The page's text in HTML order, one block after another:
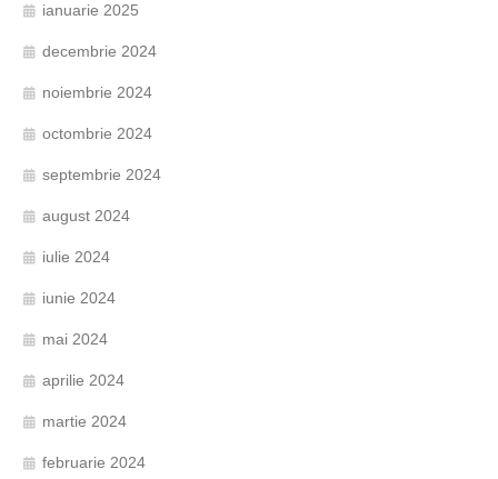
ianuarie 2025
decembrie 2024
noiembrie 2024
octombrie 2024
septembrie 2024
august 2024
iulie 2024
iunie 2024
mai 2024
aprilie 2024
martie 2024
februarie 2024